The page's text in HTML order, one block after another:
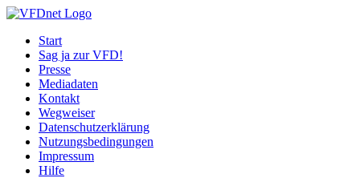
Start
Sag ja zur VFD!
Presse
Mediadaten
Kontakt
Wegweiser
Datenschutzerklärung
Nutzungsbedingungen
Impressum
Hilfe